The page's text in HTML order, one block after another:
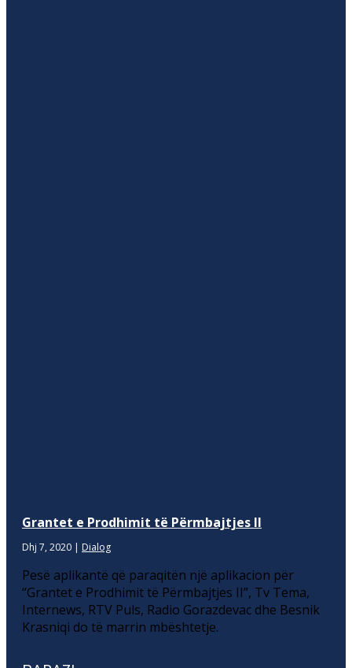
Grantet e Prodhimit të Përmbajtjes II
Dhj 7, 2020 | Dialog
Pesë aplikantë që paraqitën një aplikacion për
“Grantet e Prodhimit të Përmbajtjes II”, Tv Tema,
Internews, RTV Puls, Radio Gorazdevac dhe Besnik
Krasniqi do të marrin mbështetje.